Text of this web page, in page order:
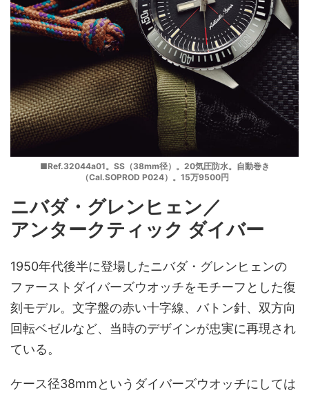
■Ref.32044a01。SS（38mm径）。20気圧防水。自動巻き
（Cal.SOPROD P024）。15万9500円
ニバダ・グレンヒェン／
アンタークティック ダイバー
1950年代後半に登場したニバダ・グレンヒェンの
ファーストダイバーズウオッチをモチーフとした復
刻モデル。文字盤の赤い十字線、バトン針、双方向
回転ベゼルなど、当時のデザインが忠実に再現され
ている。
ケース径38mmというダイバーズウオッチにしては